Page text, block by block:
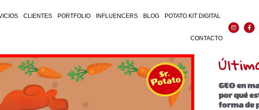
CLIENTES PORTFOLIO INFLUENCERS BLOG POTATO KIT DIGITAL
CONTACTO
GEO en
por qué
forma de